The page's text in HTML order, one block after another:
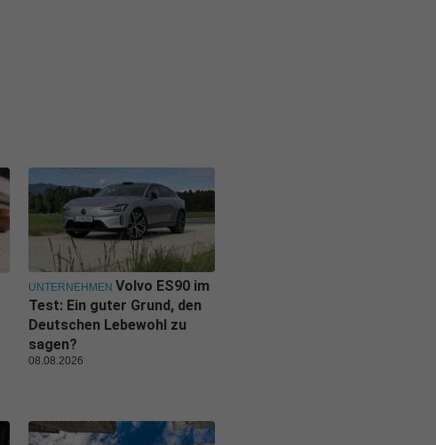
UNTERNEHMEN Volvo ES90 im
Test: Ein guter Grund, den
Deutschen Lebewohl zu
sagen?
08.08.2026